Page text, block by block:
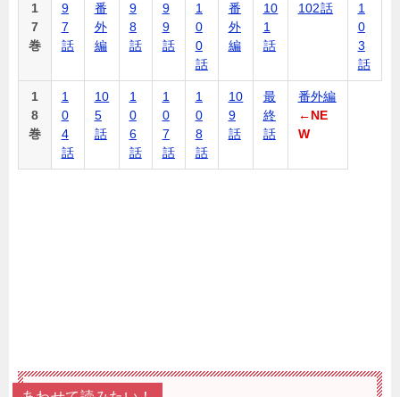
1
7
巻
9
7
話
番
外
編
9
8
話
9
9
話
1
0
0
話
番
外
編
10
1
話
102話
1
0
3
話
1
8
巻
1
0
4
話
10
5
話
1
0
6
話
1
0
7
話
1
0
8
話
10
9
話
最
終
話
番外編
←NE
W